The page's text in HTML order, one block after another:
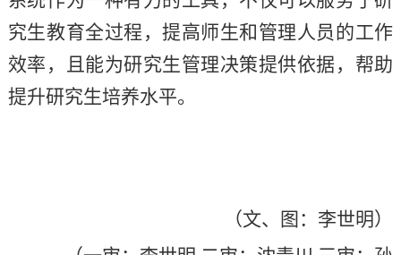
究生教育全过程，提高师生和管理人员的工作
效率，且能为研究生管理决策提供依据，帮助
提升研究生培养水平。
（文、图：李世明）